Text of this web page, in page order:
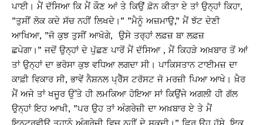
ਪਾਈ। ਮੈਂ ਦੱਸਿਆ ਕਿ ਮੈਂ ਕੌਣ ਆਂ ਤੇ ਕਿਉਂ ਫ਼ੋਨ ਕੀਤਾ ਏ ਤਾਂ ਉਨ੍ਹਾਂ ਕਿਹਾ,
”ਤੁਸੀਂ ਲੋਕ ਕਦੇ ਸੱਚ ਨਹੀਂ ਲਿਖਦੇ।” ”ਮੈਨੂੰ ਅਜ਼ਮਾਉ,” ਮੈਂ ਝੱਟ ਦੇਣੀ
ਆਖਿਆ, ”ਜੋ ਕੁਝ ਤੁਸੀਂ ਆਖੋਗੇ, ਉਸੇ ਤਰ੍ਹਾਂ ਲਫ਼ਜ਼ ਬਾ ਲਫ਼ਜ਼
ਛਪੇਗਾ।” ਜਦੋਂ ਉਨ੍ਹਾਂ ਦੇ ਪੁੱਛਣ ਪਾਰੋਂ ਮੈਂ ਦੱਸਿਆ , ਮੈਂ ਕਿਹੜੇ ਅਖ਼ਬਾਰ ਤੋਂ ਆਂ
ਤਾਂ ਉਨ੍ਹਾਂ ਦਾ ਭਰੋਸਾ ਕੁਝ ਵਧਿਆ ਲਗਦਾ ਸੀ। ਪਾਕਿਸਤਾਨ ਟਾਈਮਜ਼ ਦਾ
ਕਾਫ਼ੀ ਵਿਕਾਰ ਸੀ, ਭਾਵੇਂ ਨੈਸ਼ਨਲ ਪ੍ਰੈੱਸ ਟਰੱਸਟ ਜੋ ਮਰਜ਼ੀ ਪਿਆ ਆਖੇ। ਖ਼ੈਰ
ਮੈਂ ਅਜੇ ਤਾਂ ਖਜੂਰ ਉੱਤੇ ਹੀ ਲਮਕਿਆ ਹੋਇਆ ਸਾਂ ਕਿਉਂਜੇ ਅਗਲੀ ਹੀ ਗੱਲ
ਉਨ੍ਹਾਂ ਇਹ ਆਖੀ, ”ਪਰ ਉਹ ਤਾਂ ਅੰਗਰੇਜ਼ੀ ਦਾ ਅਖ਼ਬਾਰ ਏ ਤੇ ਮੈਂ